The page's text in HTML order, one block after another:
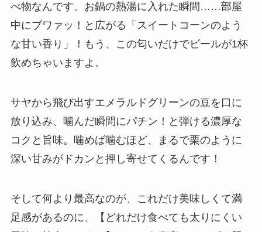
べ物なんです。お鍋の熱湯に入れた瞬間……部屋
中にブワァッ！と広がる「スイートコーンのよう
な甘い香り」！もう、この匂いだけでビールが1杯
飲めちゃいますよ。
サヤから飛び出すエメラルドグリーンの豆を口に
放り込み、噛んだ瞬間にパチン！と弾ける濃厚な
コクと旨味。噛めば噛むほど、まるで栗のように
深い甘みがドカンと押し寄せてくるんです！
そして何より最高なのが、これだけ美味しくて満
足感があるのに、【どれだけ食べても太りにくい